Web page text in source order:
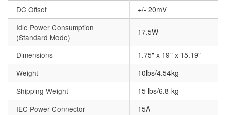
DC Offset
+/- 20mV
Idle Power Consumption
(Standard Mode)
17.5W
Dimensions
1.75" x 19" x 15.19"
Weight
10lbs/4.54kg
Shipping Weight
15 lbs/6.8 kg
IEC Power Connector
15A